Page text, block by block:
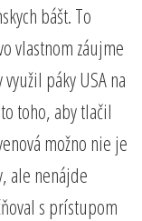
bášt. To
vlastnom záujme
páky USA na
toho, aby tlačil
možno nie je
ale nenájde
s prístupom